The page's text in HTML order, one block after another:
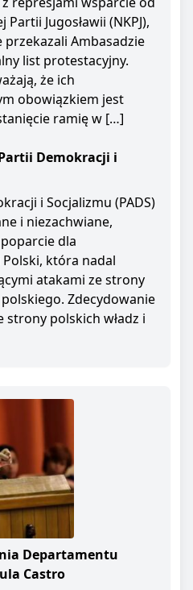
Jugosławii (NKPJ),
Ambasadzie
list protestacyjny.
że ich
obowiązkiem jest
ramię w […]
Demokracji i
i Socjalizmu (PADS)
i niezachwiane,
dla
która nadal
atakami ze strony
Zdecydowanie
polskich władz i
Departamentu
Castro